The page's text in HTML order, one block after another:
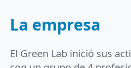
La empresa
El Green Lab inició sus